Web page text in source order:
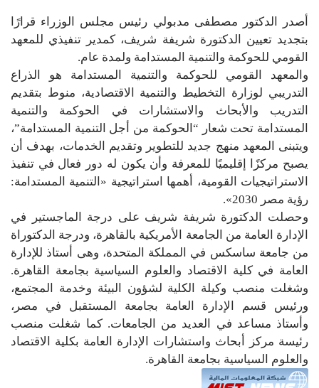
أصدر الدكتور مصطفى مدبولي رئيس مجلس الوزراء قرارًا
بتجديد تعيين الدكتورة شريفة شريف، كمدير تنفيذي للمعهد
القومي للحوكمة والتنمية المستدامة ولمدة عام.
والمعهد القومي للحوكمة والتنمية المستدامة هو الذراع
التدريبي لوزارة التخطيط والتنمية الاقتصادية، منوط بتقديم
التدريب والأبحاث والاستشارات في الحوكمة والتنمية
المستدامة تحت شعار “الحوكمة من أجل التنمية المستدامة”،
ويتبنى المعهد منهج جديد للتطوير وتقديم الخدمات، بهدف أن
يصبح مركزًا إقليميًا للمعرفة وأن يكون له دور فعال في تنفيذ
الاستراتيجيات القومية، أهمها استراتيجية «التنمية المستدامة:
رؤية مصر 2030».
وحصلت الدكتورة شريفة شريف على درجة الماجستير في
الإدارة العامة من الجامعة الأمريكية بالقاهرة، ودرجة الدكتوراة
من جامعة ساسكس في المملكة المتحدة، وهى أستاذ للإدارة
العامة في كلية الاقتصاد والعلوم السياسية بجامعة القاهرة.
وشغلت منصب وكيلة الكلية لشؤون البيئة وخدمة المجتمع،
ورئيس قسم الإدارة العامة بجامعة المستقبل في مصر،
وأستاذ مساعد في العديد من الجامعات. كما شغلت منصب
رئيسة مركز أبحاث واستشارات الإدارة العامة بكلية الاقتصاد
والعلوم السياسية بجامعة القاهرة.